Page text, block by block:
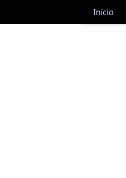
Início